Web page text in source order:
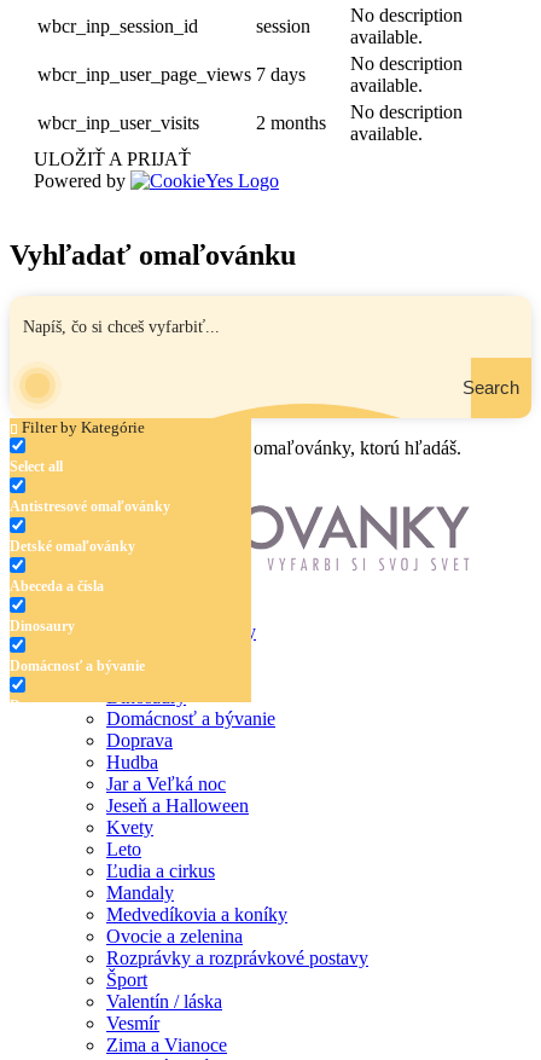
wbcr_inp_session_id session
No description
available.
wbcr_inp_user_page_views 7 days
No description
available.
wbcr_inp_user_visits
2 months
No description
available.
ULOŽIŤ A PRIJAŤ
Powered by
Vyhľadať omaľovánku
Search
Filter by Kategórie
Select all
Antistresové omaľovánky
Detské omaľovánky
Abeceda a čísla
Dinosaury
Domácnosť a bývanie
Doprava
Jar a Veľká noc
Jeseň a Halloween
Ľudia a cirkus
Medvedíkovia a koníky
Zadaj názov, oblasť alebo tému omaľovánky, ktorú hľadáš.
Antistresové omaľovánky
Abeceda a čísla
Domácnosť a bývanie
Doprava
Hudba
Jar a Veľká noc
Jeseň a Halloween
Kvety
Leto
Ľudia a cirkus
Mandaly
Medvedíkovia a koníky
Ovocie a zelenina
Rozprávky a rozprávkové postavy
Šport
Valentín / láska
Vesmír
Zima a Vianoce